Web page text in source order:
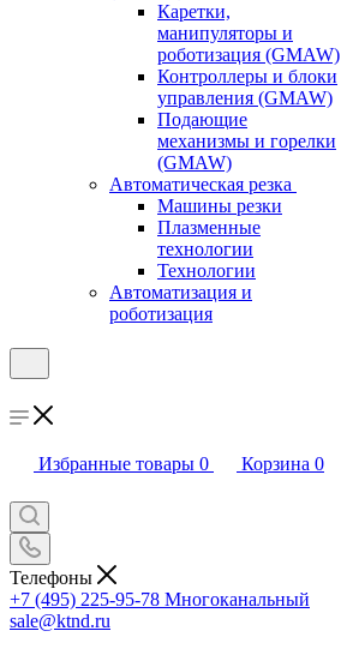
Каретки,
манипуляторы и
роботизация (GMAW)
Контроллеры и блоки
управления (GMAW)
Подающие
механизмы и горелки
(GMAW)
Автоматическая резка
Машины резки
Плазменные
технологии
Технологии
Автоматизация и
роботизация
Избранные товары 0 Корзина 0
Телефоны
+7 (495) 225-95-78 Многоканальный
sale@ktnd.ru